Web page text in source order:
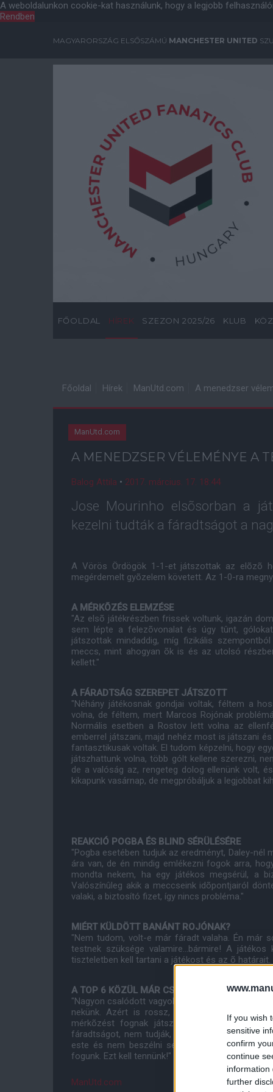
If you wish
sensitive
confirm
continue
information
further
A weboldalunkon cookie-kat használunk, hogy a legjobb
Rendben
MAGYARORSZÁG ELSŐSZÁMÚ MANCHESTER UNITED
FŐOLDAL HÍREK SZEZON 2025/26 KLUB
Főoldal Hírek ManUtd.com A menedzser
ManUtd.com
A MENEDZSER VÉLEMÉNYE A
Balog Attila • 2017. március. 17. 18:44
Jose Mourinho elsõsorban a
kezelni tudták a fáradtságot a
A Vörös Ördögök 1-1-et játszottak az elõzõ
megérdemelt gyõzelem követett. Az 1-0-ra
A MÉRKÕZÉS ELEMZÉSE
"Az elsõ játékrészben frissek voltunk, igazán
sem lépte a felezõvonalat és úgy tûnt,
játszottak mindaddig, míg fizikális
meccs, mint ahogyan õk is és az utolsó
kellett."
A FÁRADTSÁG SZEREPET JÁTSZOTT
"Néhány játékosnak gondjai voltak, féltem a
volna, de féltem, mert Marcos Rojónak
Normális esetben a Rostov lett volna az
emberrel játszani, majd nehéz most is játszani
fantasztikusak voltak. El tudom képzelni, hogy
játszhattunk volna, több gólt kellene szerezni,
de a valóság az, rengeteg dolog ellenünk volt,
kikapunk vasárnap, de megpróbáljuk a legjobbat
REAKCIÓ POGBA ÉS BLIND SÉRÜLÉSÉRE
"Pogba esetében tudjuk az eredményt, Daley-
ára van, de én mindig emlékezni fogok arra,
mondta nekem, ha egy játékos megsérül, a
Valószínûleg akik a meccseink idõpontjairól
valaki, a biztosító fizet, így nincs probléma."
MIÉRT KÜLDÖTT BANÁNT ROJÓNAK?
"Nem tudom, volt-e már fáradt valaha. Én már
testnek szüksége valamire...bármire! A
tiszteletben kell tartani a játékost és az õ határait.
A TOP 6 KÖZÜL MÁR CSAK A UNITED ÁLL
"Nagyon csalódott vagyok. Nem ûzök gúnyt
nekünk. Azért is rossz, mert az elõttünk álló
mérkõzést fognak játszani, mint ahogy
fáradtságot, nem tudják, milyen az, ha
este és nem beszélni semmit, mert annyira
fogunk. Ezt kell tennünk!"
ManUtd.com